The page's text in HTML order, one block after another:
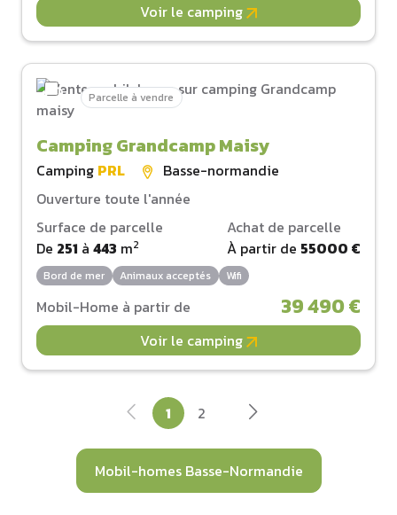
Voir le camping
Parcelle à vendre
Camping Grandcamp Maisy
Camping PRL
Basse-normandie
Ouverture toute l'année
Surface de parcelle
De 251 à 443 m2
Achat de parcelle
À partir de 55000 €
Bord de mer Animaux acceptés Wifi
Mobil-Home à partir de 39 490 €
Voir le camping
1 2
Mobil-homes Basse-Normandie